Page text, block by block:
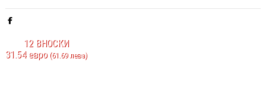
12 ВНОСКИ
31.54 евро(61.69 лева)